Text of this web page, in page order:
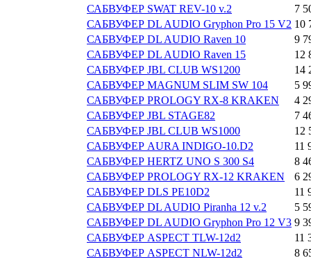
САБВУФЕР SWAT REV-10 v.2
7
САБВУФЕР DL AUDIO Gryphon Pro 15 V2 10
САБВУФЕР DL AUDIO Raven 10
9
САБВУФЕР DL AUDIO Raven 15
12
САБВУФЕР JBL CLUB WS1200
14
САБВУФЕР MAGNUM SLIM SW 104
5
САБВУФЕР PROLOGY RX-8 KRAKEN
4
САБВУФЕР JBL STAGE82
7
САБВУФЕР JBL CLUB WS1000
12
САБВУФЕР AURA INDIGO-10.D2
11
САБВУФЕР HERTZ UNO S 300 S4
8
САБВУФЕР PROLOGY RX-12 KRAKEN
6
САБВУФЕР DLS PE10D2
11
САБВУФЕР DL AUDIO Piranha 12 v.2
5
САБВУФЕР DL AUDIO Gryphon Pro 12 V3 9
САБВУФЕР ASPECT TLW-12d2
11
САБВУФЕР ASPECT NLW-12d2
8